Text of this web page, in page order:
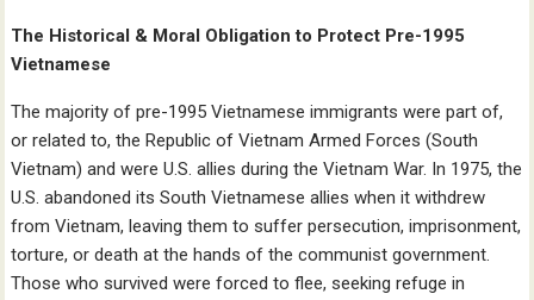
The Historical & Moral Obligation to Protect Pre-1995
Vietnamese
The majority of pre-1995 Vietnamese immigrants were part of,
or related to, the Republic of Vietnam Armed Forces (South
Vietnam) and were U.S. allies during the Vietnam War. In 1975, the
U.S. abandoned its South Vietnamese allies when it withdrew
from Vietnam, leaving them to suffer persecution, imprisonment,
torture, or death at the hands of the communist government.
Those who survived were forced to flee, seeking refuge in